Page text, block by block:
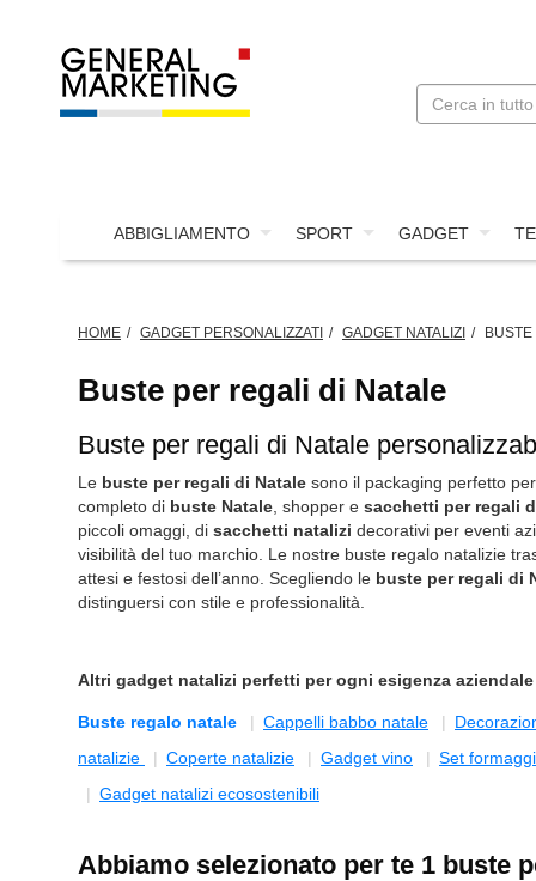
ABBIGLIAMENTO SPORT GADGET
HOME GADGET PERSONALIZZATI GADGET NATALIZI
Buste per regali di Natale
Buste per regali di Natale
Le buste per regali di Natale sono il packaging perfetto
completo di buste Natale , shopper e sacchetti per regali
piccoli omaggi, di sacchetti natalizi decorativi per eventi
visibilità del tuo marchio. Le nostre buste regalo natalizie
attesi e festosi dell’anno. Scegliendo le buste per regali di
distinguersi con stile e professionalità.
Altri gadget natalizi perfetti per ogni esigenza
Buste regalo natale Cappelli babbo natale
natalizie
Coperte natalizie Gadget vino
Set
Gadget natalizi ecosostenibili
Abbiamo selezionato per te 1 buste